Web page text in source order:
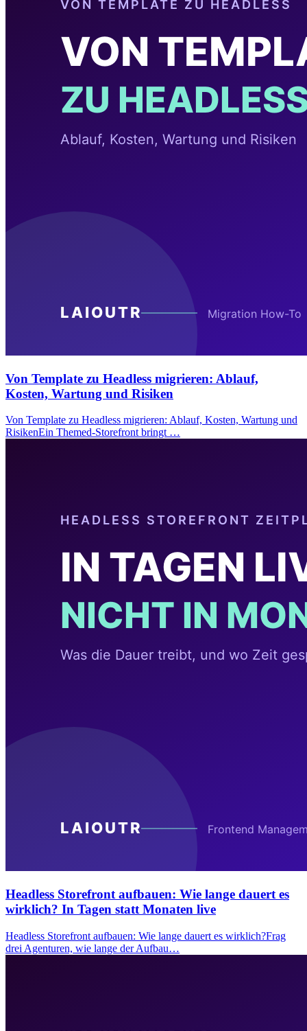
Von Template zu Headless migrieren: Ablauf,
Kosten, Wartung und Risiken
Von Template zu Headless migrieren: Ablauf, Kosten, Wartung und
RisikenEin Themed-Storefront bringt …
Headless Storefront aufbauen: Wie lange dauert es
wirklich? In Tagen statt Monaten live
Headless Storefront aufbauen: Wie lange dauert es wirklich?Frag
drei Agenturen, wie lange der Aufbau…